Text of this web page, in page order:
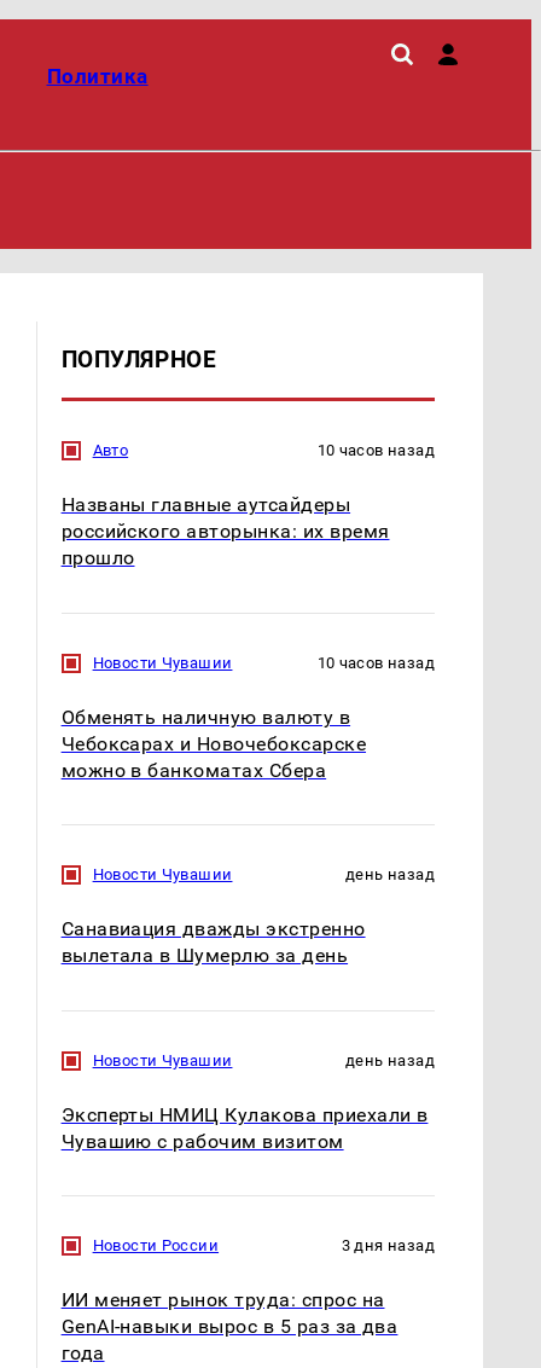
Политика
ПОПУЛЯРНОЕ
Авто 10 часов назад
Названы главные аутсайдеры
российского авторынка: их время
прошло
Новости Чувашии 10 часов назад
Обменять наличную валюту в
Чебоксарах и Новочебоксарске
можно в банкоматах Сбера
Новости Чувашии день назад
Санавиация дважды экстренно
вылетала в Шумерлю за день
Новости Чувашии день назад
Эксперты НМИЦ Кулакова приехали в
Чувашию с рабочим визитом
Новости России 3 дня назад
ИИ меняет рынок труда: спрос на
GenAI-навыки вырос в 5 раз за два
года